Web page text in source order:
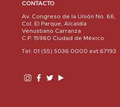
CONTACTO
Av. Congreso de la Unión No. 66,
Col. El Parque, Alcaldía
Venustiano Carranza
C.P. 15960 Ciudad de México
Tel: 01 (55) 5036 0000 ext.67193